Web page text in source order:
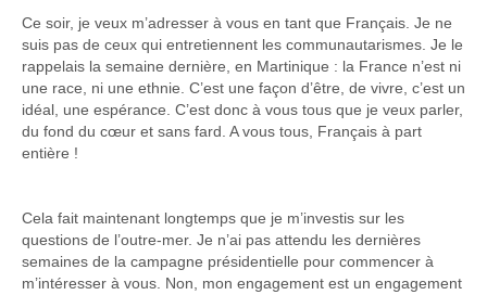
Ce soir, je veux m’adresser à vous en tant que Français. Je ne
suis pas de ceux qui entretiennent les communautarismes. Je le
rappelais la semaine dernière, en Martinique : la France n’est ni
une race, ni une ethnie. C’est une façon d’être, de vivre, c’est un
idéal, une espérance. C’est donc à vous tous que je veux parler,
du fond du cœur et sans fard. A vous tous, Français à part
entière !
Cela fait maintenant longtemps que je m’investis sur les
questions de l’outre-mer. Je n’ai pas attendu les dernières
semaines de la campagne présidentielle pour commencer à
m’intéresser à vous. Non, mon engagement est un engagement